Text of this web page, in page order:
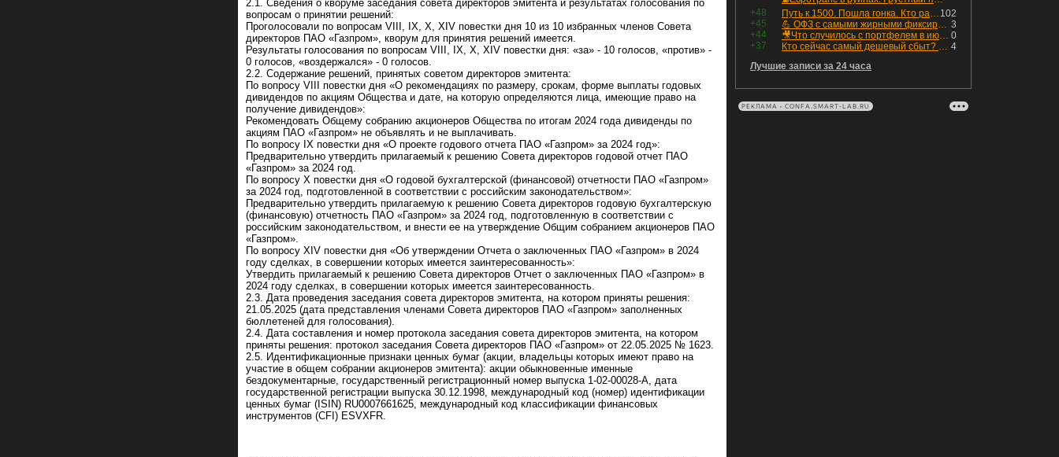
2.1. Сведения о кворуме заседания совета директоров эмитента и результатах голосования по
вопросам о принятии решений:
Проголосовали по вопросам VIII, IX, X, XIV повестки дня 10 из 10 избранных членов Совета
директоров ПАО «Газпром», кворум для принятия решений имеется.
Результаты голосования по вопросам VIII, IX, X, XIV повестки дня: «за» - 10 голосов, «против» -
0 голосов, «воздержался» - 0 голосов.
2.2. Содержание решений, принятых советом директоров эмитента:
По вопросу VIII повестки дня «О рекомендациях по размеру, срокам, форме выплаты годовых
дивидендов по акциям Общества и дате, на которую определяются лица, имеющие право на
получение дивидендов»:
Рекомендовать Общему собранию акционеров Общества по итогам 2024 года дивиденды по
акциям ПАО «Газпром» не объявлять и не выплачивать.
По вопросу IX повестки дня «О проекте годового отчета ПАО «Газпром» за 2024 год»:
Предварительно утвердить прилагаемый к решению Совета директоров годовой отчет ПАО
«Газпром» за 2024 год.
По вопросу X повестки дня «О годовой бухгалтерской (финансовой) отчетности ПАО «Газпром»
за 2024 год, подготовленной в соответствии с российским законодательством»:
Предварительно утвердить прилагаемую к решению Совета директоров годовую бухгалтерскую
(финансовую) отчетность ПАО «Газпром» за 2024 год, подготовленную в соответствии с
российским законодательством, и внести ее на утверждение Общим собранием акционеров ПАО
«Газпром».
По вопросу XIV повестки дня «Об утверждении Отчета о заключенных ПАО «Газпром» в 2024
году сделках, в совершении которых имеется заинтересованность»:
Утвердить прилагаемый к решению Совета директоров Отчет о заключенных ПАО «Газпром» в
2024 году сделках, в совершении которых имеется заинтересованность.
2.3. Дата проведения заседания совета директоров эмитента, на котором приняты решения:
21.05.2025 (дата представления членами Совета директоров ПАО «Газпром» заполненных
бюллетеней для голосования).
2.4. Дата составления и номер протокола заседания совета директоров эмитента, на котором
приняты решения: протокол заседания Совета директоров ПАО «Газпром» от 22.05.2025 № 1623.
2.5. Идентификационные признаки ценных бумаг (акции, владельцы которых имеют право на
участие в общем собрании акционеров эмитента): акции обыкновенные именные
бездокументарные, государственный регистрационный номер выпуска 1-02-00028-А, дата
государственной регистрации выпуска 30.12.1998, международный код (номер) идентификации
ценных бумаг (ISIN) RU0007661625, международный код классификации финансовых
инструментов (CFI) ESVXFR.
+48
102
Путь к 1500. Пошла гонка. Кто раньше продаст.
+45
3
💪 ОФЗ с самыми жирными фиксированными купонами
+44
0
🎥Что случилось с портфелем в июле - честный разбор / Инвестировать Просто
+37
4
Кто сейчас самый дешевый сбыт? Сводный пост по сбытовым компаниям по отчетам РСБУ за Q2 26г.
Лучшие записи за 24 часа
РЕКЛАМА • CONFA.SMART-LAB.RU